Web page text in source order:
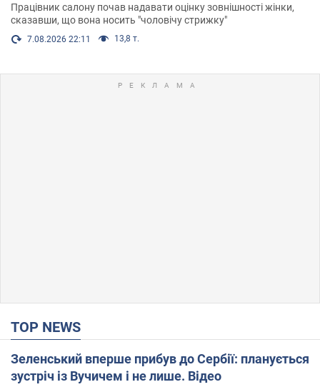
Працівник салону почав надавати оцінку зовнішності жінки,
сказавши, що вона носить "чоловічу стрижку"
7.08.2026 22:11 13,8 т.
TOP NEWS
Зеленський вперше прибув до Сербії: планується
зустріч із Вучичем і не лише. Відео